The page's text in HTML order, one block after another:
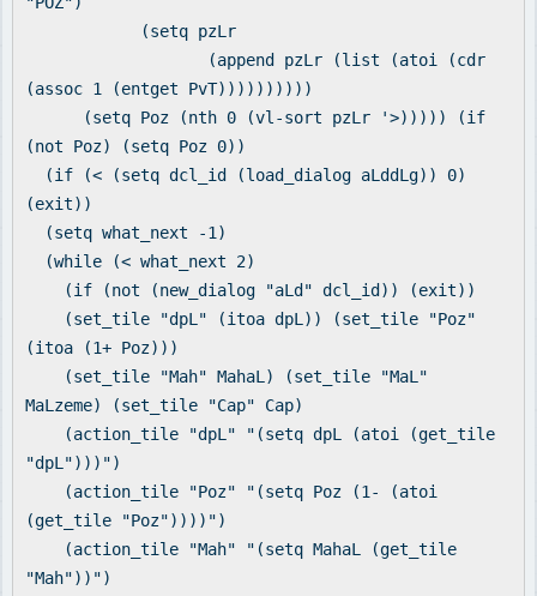
(setq pzLr
(append pzLr (list (atoi (cdr
(assoc 1 (entget PvT))))))))))
(setq Poz (nth 0 (vl-sort pzLr '>))))) (if
(not Poz) (setq Poz 0))
(if (< (setq dcl_id (load_dialog aLddLg)) 0)
(exit))
(setq what_next -1)
(while (< what_next 2)
(if (not (new_dialog "aLd" dcl_id)) (exit))
(set_tile "dpL" (itoa dpL)) (set_tile "Poz"
(itoa (1+ Poz)))
(set_tile "Mah" MahaL) (set_tile "MaL"
MaLzeme) (set_tile "Cap" Cap)
(action_tile "dpL" "(setq dpL (atoi (get_tile
"dpL")))")
(action_tile "Poz" "(setq Poz (1- (atoi
(get_tile "Poz"))))")
(action_tile "Mah" "(setq MahaL (get_tile
"Mah"))")